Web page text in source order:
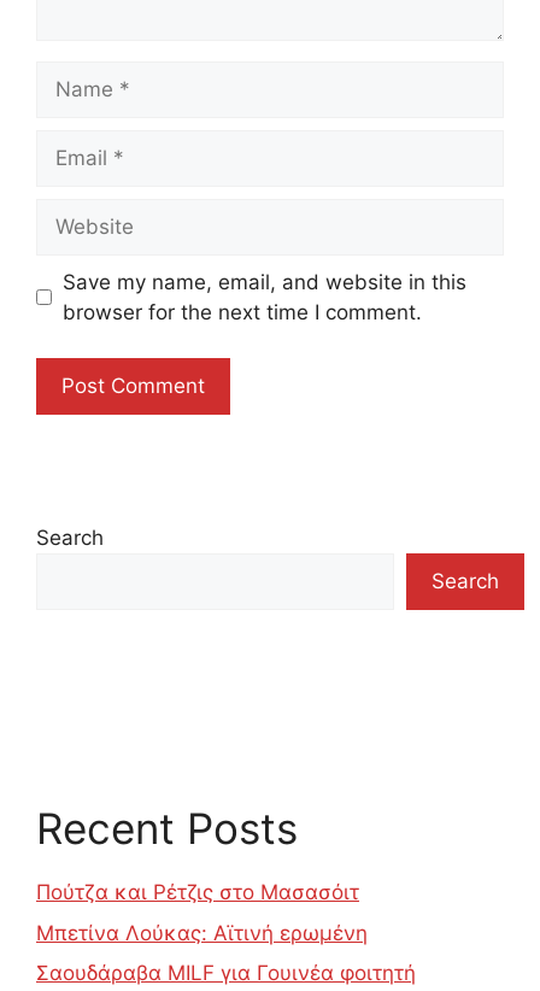
Save my name, email, and website in this
browser for the next time I comment.
Search
Search
Recent Posts
Πούτζα και Ρέτζις στο Μασασόιτ
Μπετίνα Λούκας: Αϊτινή ερωμένη
Σαουδάραβα MILF για Γουινέα φοιτητή